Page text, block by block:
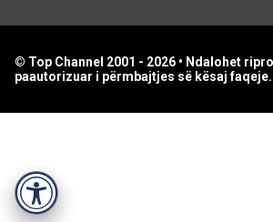
Accessibility
© Top Channel 2001 - 2026 • Ndalohet
paautorizuar i përmbajtjes së kësaj faqeje.